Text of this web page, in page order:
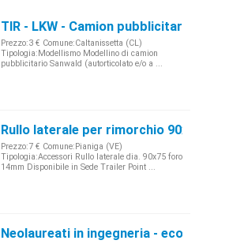
TIR - LKW - Camion pubblicitario
Prezzo:3 € Comune:Caltanissetta (CL)
Tipologia:Modellismo Modellino di camion
pubblicitario Sanwald (autorticolato e/o a ...
Rullo laterale per rimorchio 90x75
Prezzo:7 € Comune:Pianiga (VE)
Tipologia:Accessori Rullo laterale dia. 90x75 foro
14mm Disponibile in Sede Trailer Point ...
Neolaureati in ingegneria - economia